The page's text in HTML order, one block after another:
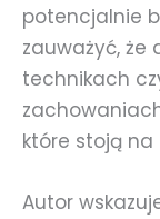
potencjalnie
zauważyć, że
technikach
które stoją na
Autor